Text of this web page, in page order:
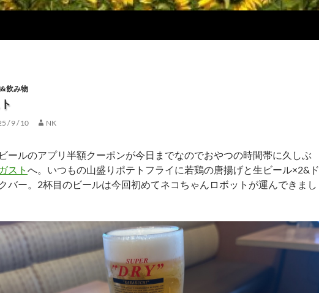
飲み物
/ 9 / 10 NK
ールのアプリ半額クーポンが今日までなのでおやつの時間帯に久しぶ
ガスト へ。いつもの山盛りポテトフライに若鶏の唐揚げと生ビール×2&ド
バー。2杯目のビールは今回初めてネコちゃんロボットが運んできまし